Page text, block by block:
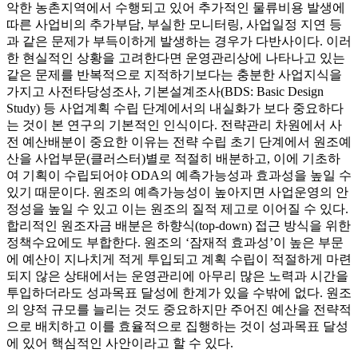
악한 농촌지역에서 수행되고 있어 추가적인 물류비용 발생에
따른 사업비의 추가부담, 부실한 모니터링, 사업일정 지연 등
과 같은 문제가 부득이하게 발생하는 경우가 다반사이다. 이러
한 현실적인 상황을 고려한다면 운영관리상에 나타나고 있는
같은 문제를 반복적으로 지적하기보다는 충분한 사업지식을
가지고 사전타당성조사, 기본설계조사(BDS: Basic Design
Study) 등 사업계획 수립 단계에서의 내실화가 보다 중요하다
는 것이 본 연구의 기본적인 인식이다. 전략관리 차원에서 사
전 예산배분이 중요한 이유는 전략 수립 초기 단계에서 원조예
산을 사업부문(클러스터)별로 적절히 배분하고, 이에 기초하
여 기획이 수립되어야 ODA의 예측가능성과 효과성을 높일 수
있기 때문이다. 원조의 예측가능성이 높아지면 사업운영의 안
정성을 높일 수 있고 이는 원조의 질적 제고로 이어질 수 있다.
합리적인 원조자금 배분은 하향식(top-down) 접근 방식을 위한
정책수요에도 부합한다. 원조의 ‘잠재적 효과성’이 높은 부문
에 예산이 지나치게 적게 투입되고 계획 수립이 적절하게 마련
되지 않은 상태에서는 운영관리에 아무리 많은 노력과 시간을
투입하더라도 성과목표 달성에 한계가 있을 수밖에 없다. 원조
의 양적 규모를 늘리는 것도 중요하지만 주어진 예산을 전략적
으로 배치하고 이를 효율적으로 집행하는 것이 성과목표 달성
에 있어 핵심적인 사안이라고 할 수 있다.